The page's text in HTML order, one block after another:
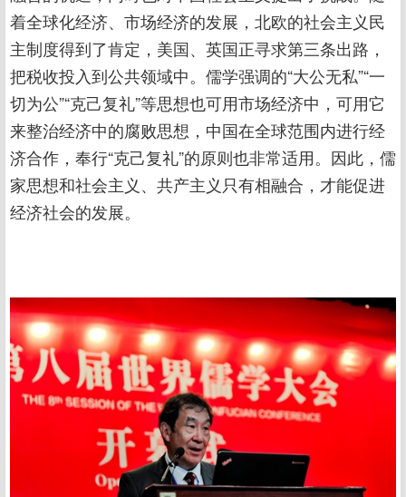
着全球化经济、市场经济的发展，北欧的社会主义民
主制度得到了肯定，美国、英国正寻求第三条出路，
把税收投入到公共领域中。儒学强调的“大公无私”“一
切为公”“克己复礼”等思想也可用市场经济中，可用它
来整治经济中的腐败思想，中国在全球范围内进行经
济合作，奉行“克己复礼”的原则也非常适用。因此，儒
家思想和社会主义、共产主义只有相融合，才能促进
经济社会的发展。